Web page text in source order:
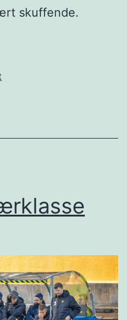
skuffende.